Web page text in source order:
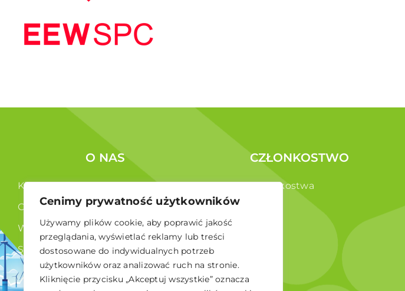
Cenimy prywatność użytkowników
Używamy plików cookie, aby poprawić jakość
przeglądania, wyświetlać reklamy lub treści
dostosowane do indywidualnych potrzeb
użytkowników oraz analizować ruch na stronie.
Kliknięcie przycisku „Akceptuj wszystkie” oznacza
O NAS
Kim jesteśmy ?
Co robimy ?
Władze
Statut
RODO
CZŁONKOSTWO
Korzyści członkostwa
Członkowie